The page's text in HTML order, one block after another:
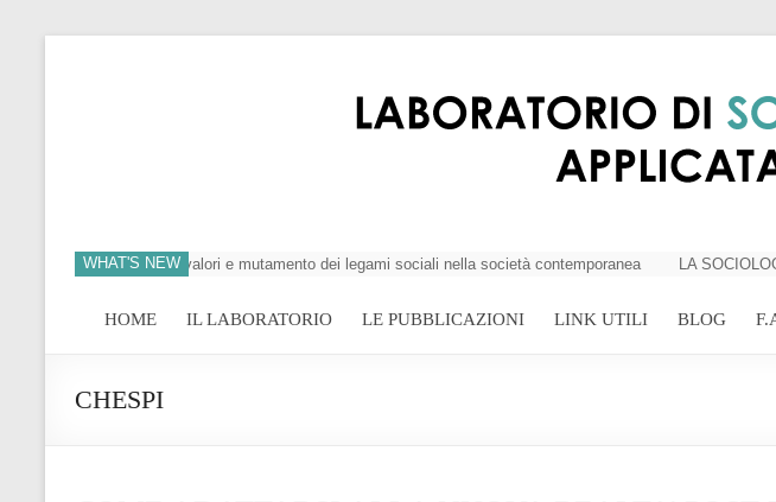
WHAT'S NEW
dell’individuo, crisi dei valori e mutamento dei legami sociali nella società contemporanea LA
HOME IL LABORATORIO LE PUBBLICAZIONI LINK UTILI BLOG
CHESPI